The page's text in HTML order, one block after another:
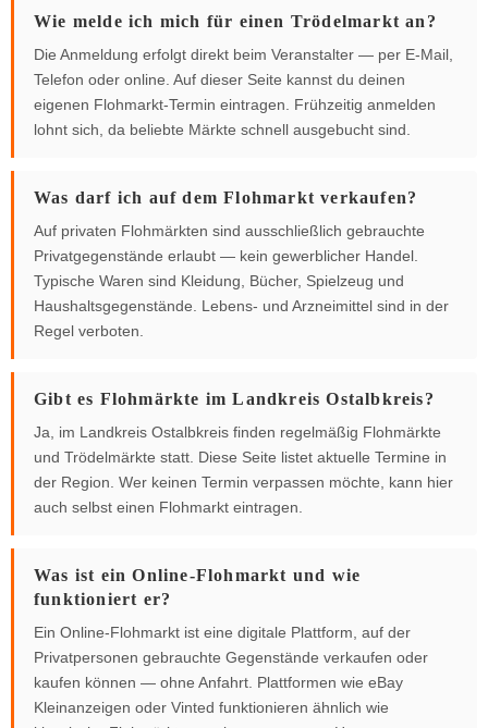
Wie melde ich mich für einen Trödelmarkt an?
Die Anmeldung erfolgt direkt beim Veranstalter — per E-Mail,
Telefon oder online. Auf dieser Seite kannst du deinen
eigenen Flohmarkt-Termin eintragen. Frühzeitig anmelden
lohnt sich, da beliebte Märkte schnell ausgebucht sind.
Was darf ich auf dem Flohmarkt verkaufen?
Auf privaten Flohmärkten sind ausschließlich gebrauchte
Privatgegenstände erlaubt — kein gewerblicher Handel.
Typische Waren sind Kleidung, Bücher, Spielzeug und
Haushaltsgegenstände. Lebens- und Arzneimittel sind in der
Regel verboten.
Gibt es Flohmärkte im Landkreis Ostalbkreis?
Ja, im Landkreis Ostalbkreis finden regelmäßig Flohmärkte
und Trödelmärkte statt. Diese Seite listet aktuelle Termine in
der Region. Wer keinen Termin verpassen möchte, kann hier
auch selbst einen Flohmarkt eintragen.
Was ist ein Online-Flohmarkt und wie
funktioniert er?
Ein Online-Flohmarkt ist eine digitale Plattform, auf der
Privatpersonen gebrauchte Gegenstände verkaufen oder
kaufen können — ohne Anfahrt. Plattformen wie eBay
Kleinanzeigen oder Vinted funktionieren ähnlich wie